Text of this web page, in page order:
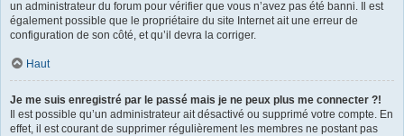
un administrateur du forum pour vérifier que vous n’avez pas été banni. Il est
également possible que le propriétaire du site Internet ait une erreur de
configuration de son côté, et qu’il devra la corriger.
Haut
Je me suis enregistré par le passé mais je ne peux plus me connecter ?!
Il est possible qu’un administrateur ait désactivé ou supprimé votre compte. En
effet, il est courant de supprimer régulièrement les membres ne postant pas